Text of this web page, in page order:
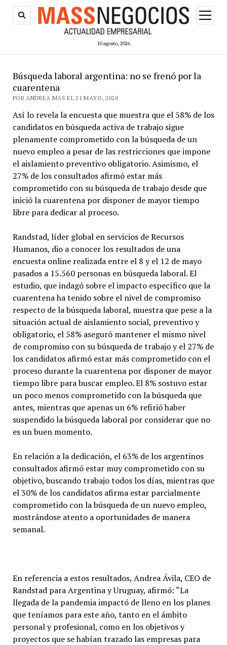
10 agosto, 2026
abrir
menú
Búsqueda laboral argentina: no se frenó por la
cuarentena
POR ANDREA MAS EL 21 MAYO, 2020
Así lo revela la encuesta que muestra que el 58% de los
candidatos en búsqueda activa de trabajo sigue
plenamente comprometido con la búsqueda de un
nuevo empleo a pesar de las restricciones que impone
el aislamiento preventivo obligatorio. Asimismo, el
27% de los consultados afirmó estar más
comprometido con su búsqueda de trabajo desde que
inició la cuarentena por disponer de mayor tiempo
libre para dedicar al proceso.
Randstad, líder global en servicios de Recursos
Humanos, dio a conocer los resultados de una
encuesta online realizada entre el 8 y el 12 de mayo
pasados a 15.560 personas en búsqueda laboral. El
estudio, que indagó sobre el impacto específico que la
cuarentena ha tenido sobre el nivel de compromiso
respecto de la búsqueda laboral, muestra que pese a la
situación actual de aislamiento social, preventivo y
obligatorio, el 58% aseguró mantener el mismo nivel
de compromiso con su búsqueda de trabajo y el 27% de
los candidatos afirmó estar más comprometido con el
proceso durante la cuarentena por disponer de mayor
tiempo libre para buscar empleo. El 8% sostuvo estar
un poco menos comprometido con la búsqueda que
antes, mientras que apenas un 6% refirió haber
suspendido la búsqueda laboral por considerar que no
es un buen momento.
En relación a la dedicación, el 63% de los argentinos
consultados afirmó estar muy comprometido con su
objetivo, buscando trabajo todos los días, mientras que
el 30% de los candidatos afirma estar parcialmente
comprometido con la búsqueda de un nuevo empleo,
mostrándose atento a oportunidades de manera
semanal.
En referencia a estos resultados, Andrea Ávila, CEO de
Randstad para Argentina y Uruguay, afirmó: “La
llegada de la pandemia impactó de lleno en los planes
que teníamos para este año, tanto en el ámbito
personal y profesional, como en los objetivos y
proyectos que se habían trazado las empresas para